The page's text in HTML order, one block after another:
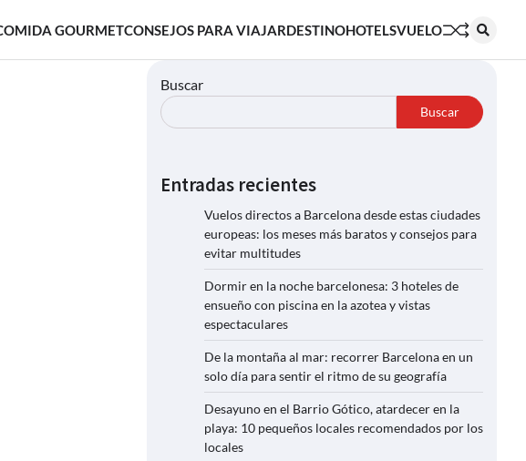
GOURMETCONSEJOS PARA VIAJARDESTINOHOTELSVUELO
Buscar
Buscar
Entradas recientes
Vuelos directos a Barcelona desde estas ciudades
europeas: los meses más baratos y consejos para
evitar multitudes
Dormir en la noche barcelonesa: 3 hoteles de
ensueño con piscina en la azotea y vistas
espectaculares
De la montaña al mar: recorrer Barcelona en un
solo día para sentir el ritmo de su geografía
Desayuno en el Barrio Gótico, atardecer en la
playa: 10 pequeños locales recomendados por los
locales